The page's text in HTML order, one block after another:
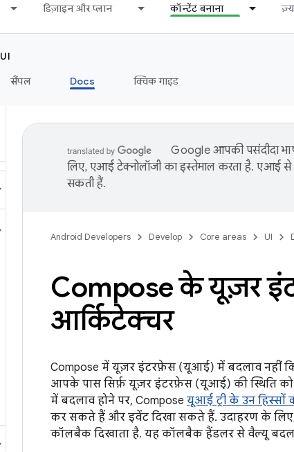
डिज़ाइन और प्लान कॉन्टेंट बनाना
UI
सैंपल Docs क्विक गाइड
Google आपकी पसंदीदा
लिए, एआई टेक्नोलॉजी का इस्तेमाल करता है. एआई से
सकती हैं.
Android Developers Develop Core areas UI
Compose के यूज़र
आर्किटेक्चर
Compose में यूज़र इंटरफ़ेस (यूआई) में बदलाव नहीं
आपके पास सिर्फ़ यूज़र इंटरफ़ेस (यूआई) की स्थिति
में बदलाव होने पर, Compose यूआई ट्री के उन
कर सकते हैं और इवेंट दिखा सकते हैं. उदाहरण के
कॉलबैक दिखाता है. यह कॉलबैक हैंडलर से वैल्यू